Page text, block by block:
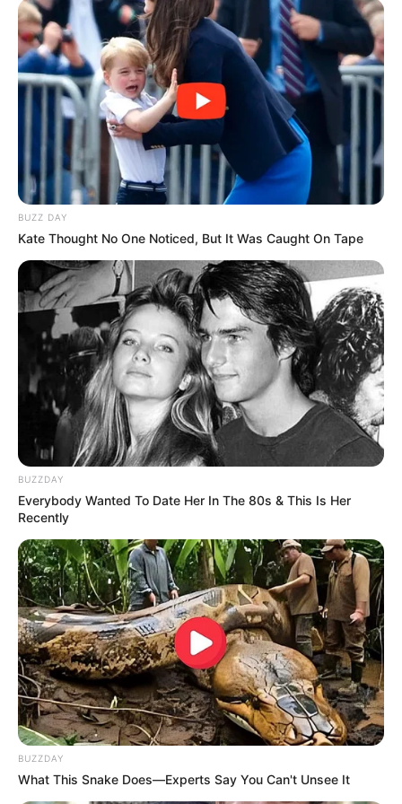
(foto: invisioncic)
Selain kedua tokoh utama, terdapat juga tokoh-tokoh lain yang
ikut berperan penting dalam hubungan antar kedua tokoh utama.
Ada banyak cinta yang tak berbalas, hingga menghasilkan
hubungan yang rumit dan kompleks.
Tiap tokoh memiliki cerita mereka masing-masing dan akan
dibuka sedikit demi sedikit mengenai hubungan misterius di antara
mereka semua.
BACA JUGA:
Chaos, Romantis dan Realistis!
7. Adanya modifikasi dari drama original
BUZZ DAY
Kate Thought No One Noticed, But It Was Caught On Tape
BUZZDAY
Everybody Wanted To Date Her In The 80s & This Is Her
Recently
BUZZDAY
What This Snake Does—Experts Say You Can't Unsee It